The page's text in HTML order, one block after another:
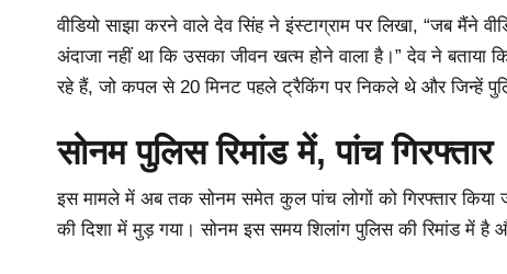
वीडियो साझा करने वाले देव सिंह ने इंस्टाग्राम पर लिखा, “जब मैंने
अंदाजा नहीं था कि उसका जीवन खत्म होने वाला है।” देव ने
रहे हैं, जो कपल से 20 मिनट पहले ट्रैकिंग पर निकले थे और जिन्हें
सोनम पुलिस रिमांड में, पांच गिरफ्तार
इस मामले में अब तक सोनम समेत कुल पांच लोगों को गिरफ्तार किया
की दिशा में मुड़ गया। सोनम इस समय शिलांग पुलिस की रिमांड में है